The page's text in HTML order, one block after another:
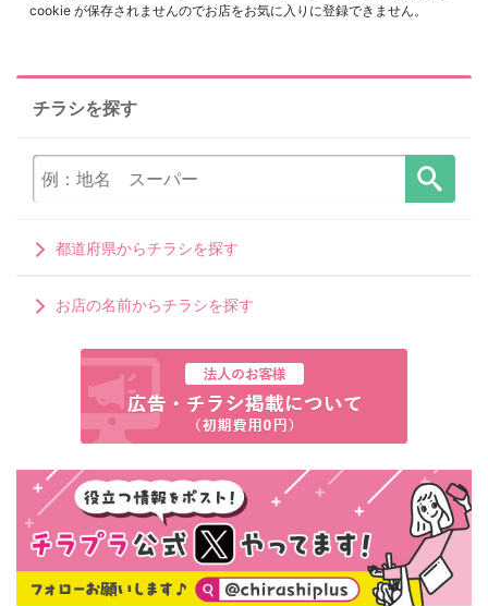
cookie が保存されませんのでお店をお気に入りに登録できません。
チラシを探す
都道府県からチラシを探す
お店の名前からチラシを探す